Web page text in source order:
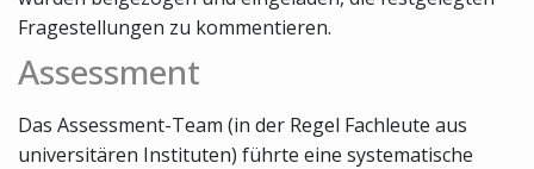
Fragestellungen zu kommentieren.
Assessment
Das Assessment-Team (in der Regel Fachleute aus
universitären Instituten) führte eine systematische